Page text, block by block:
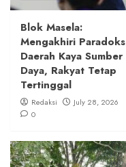
Blok Masela:
Mengakhiri Paradoks
Daerah Kaya Sumber
Daya, Rakyat Tetap
Tertinggal
Redaksi
July 28, 2026
0